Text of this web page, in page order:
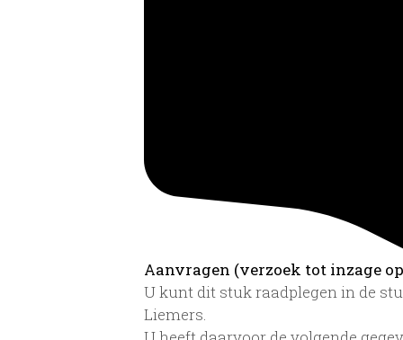
Aanvragen (verzoek tot inzage
U kunt dit stuk raadplegen in de
Liemers.